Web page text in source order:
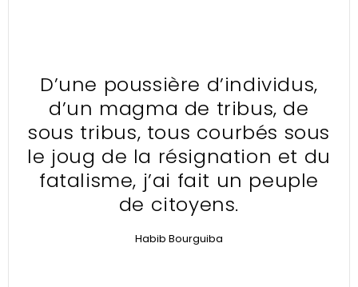
D’une poussière d’individus,
d’un magma de tribus, de
sous tribus, tous courbés sous
le joug de la résignation et du
fatalisme, j’ai fait un peuple
de citoyens.
Habib Bourguiba